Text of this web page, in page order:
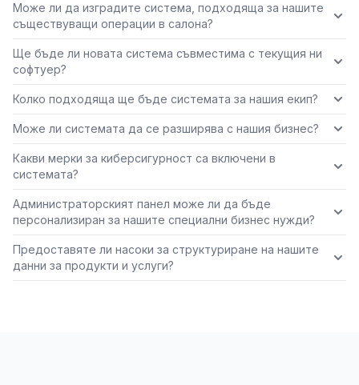
Може ли да изградите система, подходяща за нашите
съществуващи операции в салона?
Ще бъде ли новата система съвместима с текущия ни
софтуер?
Колко подходяща ще бъде системата за нашия екип?
Може ли системата да се разширява с нашия бизнес?
Какви мерки за киберсигурност са включени в
системата?
Администраторският панел може ли да бъде
персонализиран за нашите специални бизнес нужди?
Предоставяте ли насоки за структуриране на нашите
данни за продукти и услуги?